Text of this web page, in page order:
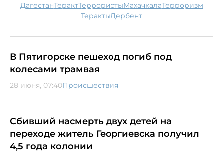
Дагестан теракт террористы Махачкала терроризм
теракты
Дербент
В Пятигорске пешеход погиб под
колесами трамвая
28 июня, 07:40Происшествия
Сбивший насмерть двух детей на
переходе житель Георгиевска получил
4,5 года колонии